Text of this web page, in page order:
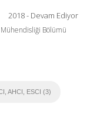
2018 - Devam Ediyor
Bölümü
AHCI, ESCI (3)